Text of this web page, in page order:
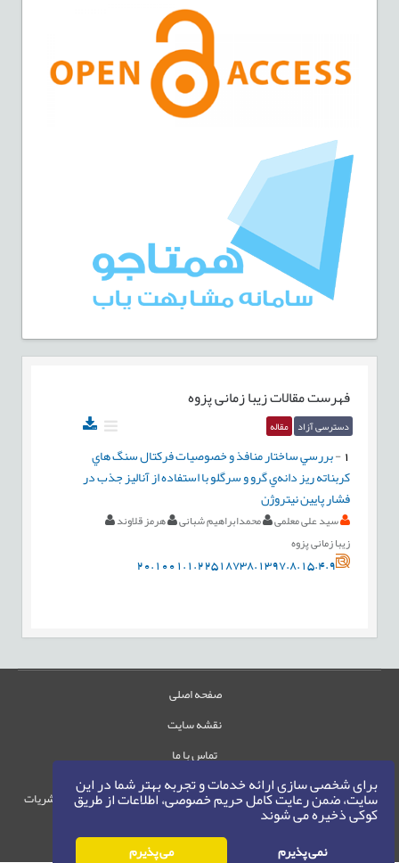
برای شخصی سازی ارائه خدمات و تجربه بهتر شما در این
سایت، ضمن رعایت کامل حریم خصوصی، اطلاعات از طریق
کوکی ذخیره می شوند
نمی پذیرم می پذیرم
فهرست مقالاتزیبا زمانی پزوه
دسترسی آزاد مقاله
-بررسي ساختار منافذ و خصوصيات فرکتال سنگ هاي
کربناته ريز دانه‌ي گرو و سرگلو با استفاده از آناليز جذب در
فشار پايين نيتروژن
سید علی معلمی محمدابراهیم شبانی
هرمز قلاوند
زیبا زمانی پزوه
20.1001.1.22518738.1397.8.15.4.9
صفحه اصلی
نقشه سایت
تماس با ما
حقوق این وب‌سایت متعلق به سامانه مدیریت نشریات
حق نشر 1405-1396